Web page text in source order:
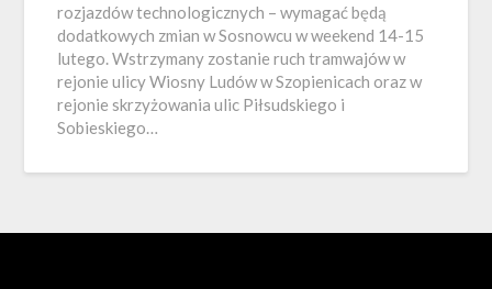
rozjazdów technologicznych – wymagać będą
dodatkowych zmian w Sosnowcu w weekend 14-15
lutego. Wstrzymany zostanie ruch tramwajów w
rejonie ulicy Wiosny Ludów w Szopienicach oraz w
rejonie skrzyżowania ulic Piłsudskiego i
Sobieskiego…